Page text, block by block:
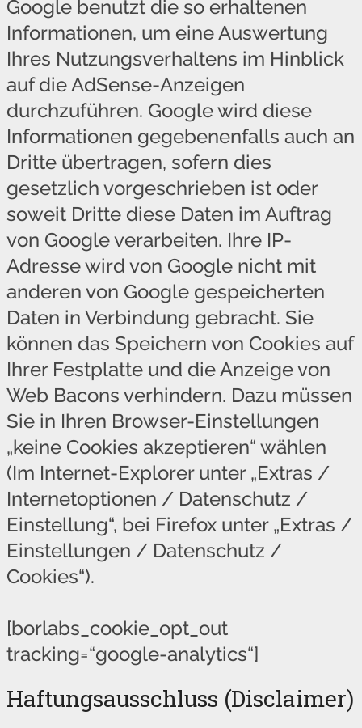
Google benutzt die so erhaltenen
Informationen, um eine Auswertung
Ihres Nutzungsverhaltens im Hinblick
auf die AdSense-Anzeigen
durchzuführen. Google wird diese
Informationen gegebenenfalls auch an
Dritte übertragen, sofern dies
gesetzlich vorgeschrieben ist oder
soweit Dritte diese Daten im Auftrag
von Google verarbeiten. Ihre IP-
Adresse wird von Google nicht mit
anderen von Google gespeicherten
Daten in Verbindung gebracht. Sie
können das Speichern von Cookies auf
Ihrer Festplatte und die Anzeige von
Web Bacons verhindern. Dazu müssen
Sie in Ihren Browser-Einstellungen
„keine Cookies akzeptieren“ wählen
(Im Internet-Explorer unter „Extras /
Internetoptionen / Datenschutz /
Einstellung“, bei Firefox unter „Extras /
Einstellungen / Datenschutz /
Cookies“).
[borlabs_cookie_opt_out
tracking=“google-analytics“]
Haftungsausschluss (Disclaimer)